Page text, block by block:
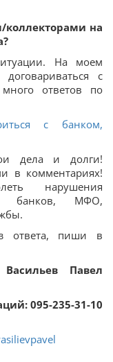
коллекторами на
На моем
с
ответов по
с банком,
дела и долги!
в комментариях!
нарушения
банков, МФО,
ответа, пиши в
Павел
095-235-31-10